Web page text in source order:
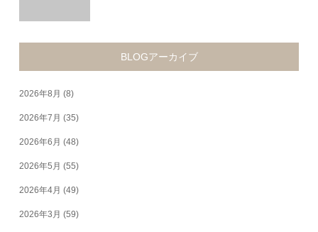
BLOGアーカイブ
2026年8月 (8)
2026年7月 (35)
2026年6月 (48)
2026年5月 (55)
2026年4月 (49)
2026年3月 (59)